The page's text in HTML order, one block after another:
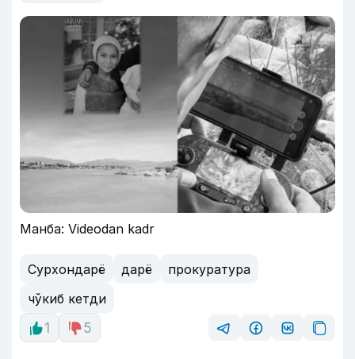
Манба: Videodan kadr
Сурхондарё дарё
прокуратура
чўкиб кетди
1
5